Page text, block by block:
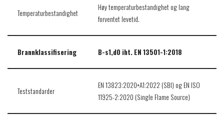
Temperaturbestandighet
Høy temperaturbestandighet og lang
forventet levetid.
Brannklassifisering B-s1,d0 iht. EN 13501-1:2018
Teststandarder
EN 13823:2020+A1:2022 (SBI) og EN ISO
11925-2:2020 (Single Flame Source)